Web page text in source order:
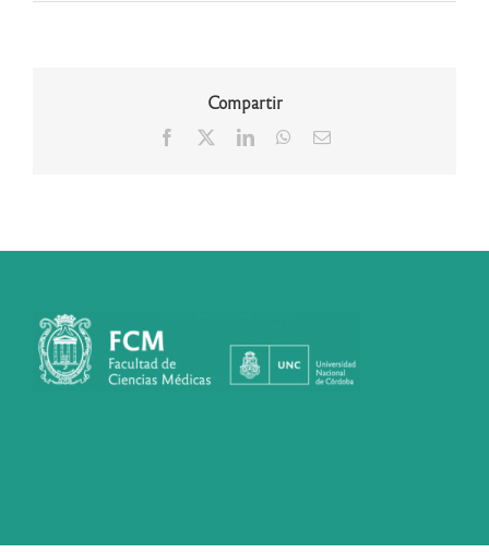
Compartir
Facebook LinkedInWhatsApp
Correo